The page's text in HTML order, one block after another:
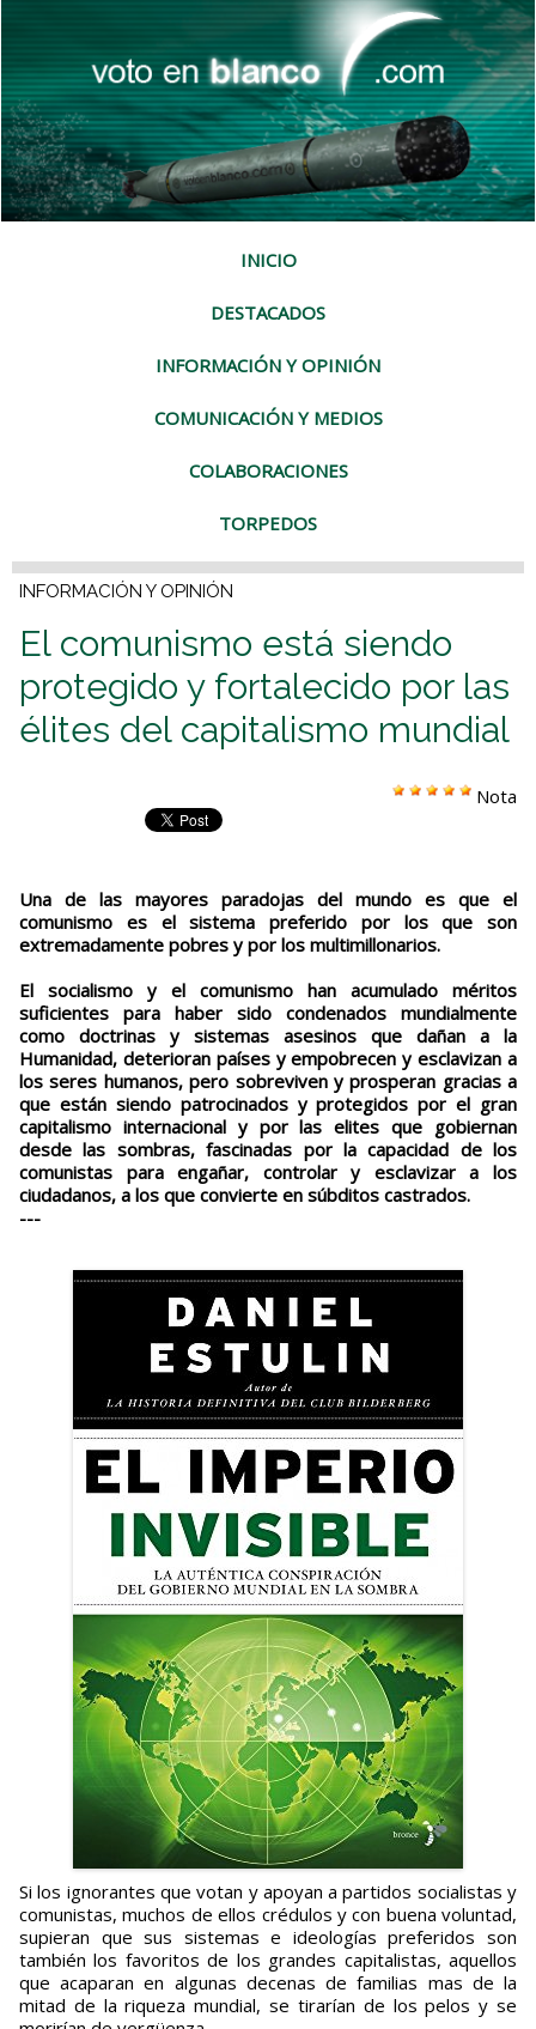
INICIO
DESTACADOS
INFORMACIÓN Y OPINIÓN
COMUNICACIÓN Y MEDIOS
COLABORACIONES
TORPEDOS
INFORMACIÓN Y OPINIÓN
El comunismo está siendo
protegido y fortalecido por las
élites del capitalismo mundial
Nota
Una de las mayores paradojas del mundo es que el
comunismo es el sistema preferido por los que son
extremadamente pobres y por los multimillonarios.
El socialismo y el comunismo han acumulado méritos
suficientes para haber sido condenados mundialmente
como doctrinas y sistemas asesinos que dañan a la
Humanidad, deterioran países y empobrecen y esclavizan a
los seres humanos, pero sobreviven y prosperan gracias a
que están siendo patrocinados y protegidos por el gran
capitalismo internacional y por las elites que gobiernan
desde las sombras, fascinadas por la capacidad de los
comunistas para engañar, controlar y esclavizar a los
ciudadanos, a los que convierte en súbditos castrados.
---
Si los ignorantes que votan y apoyan a partidos socialistas y
comunistas, muchos de ellos crédulos y con buena voluntad,
supieran que sus sistemas e ideologías preferidos son
también los favoritos de los grandes capitalistas, aquellos
que acaparan en algunas decenas de familias mas de la
mitad de la riqueza mundial, se tirarían de los pelos y se